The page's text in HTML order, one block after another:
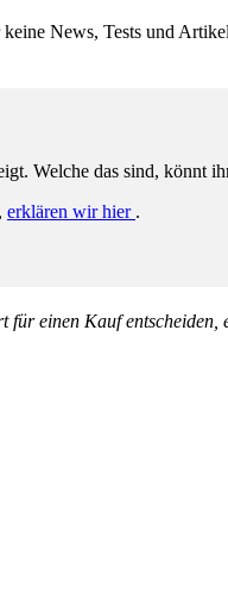
News, Tests und
Welche das sind, könnt
erklären wir hier .
einen Kauf